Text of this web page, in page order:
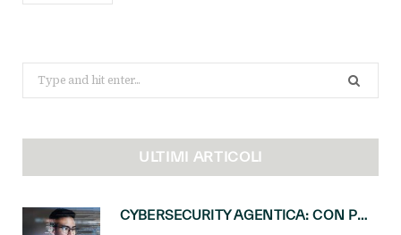
Search
for:
ULTIMI ARTICOLI
CYBERSECURITY AGENTICA: CON PERCEPTION E MAI-CYBER-1-FLASH MICROSOFT APRE NUOVI SERVIZI PER IL CANALE